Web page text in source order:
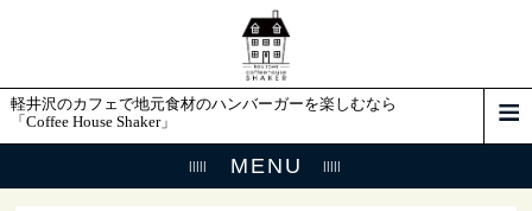
軽井沢のカフェで地元食材のハンバーガーを楽しむなら
「Coffee House Shaker」
MENU